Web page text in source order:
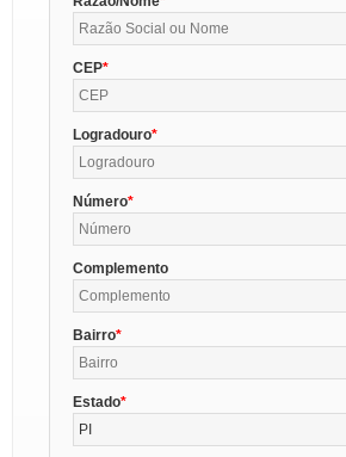
CEP
Logradouro
Número
Complemento
Bairro
Estado
PI